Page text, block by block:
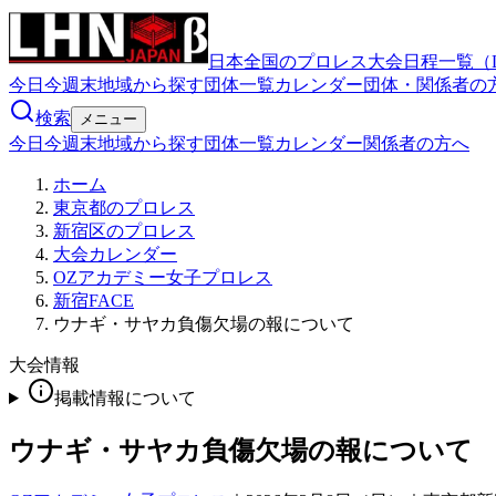
日本全国のプロレス大会日程一覧（
今日 今週末地域から探す団体一覧カレンダー団体・関係者の
検索
メニュー
今日 今週末地域から探す団体一覧カレンダー関係者の方へ
ホーム
東京都のプロレス
新宿区のプロレス
大会カレンダー
OZアカデミー女子プロレス
新宿FACE
ウナギ・サヤカ負傷欠場の報について
大会情報
掲載情報について
ウナギ・サヤカ負傷欠場の報について